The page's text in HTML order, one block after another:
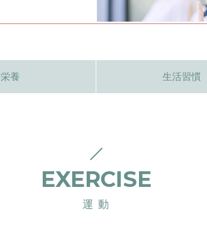
栄養 生活習慣
EXERCISE
運 動